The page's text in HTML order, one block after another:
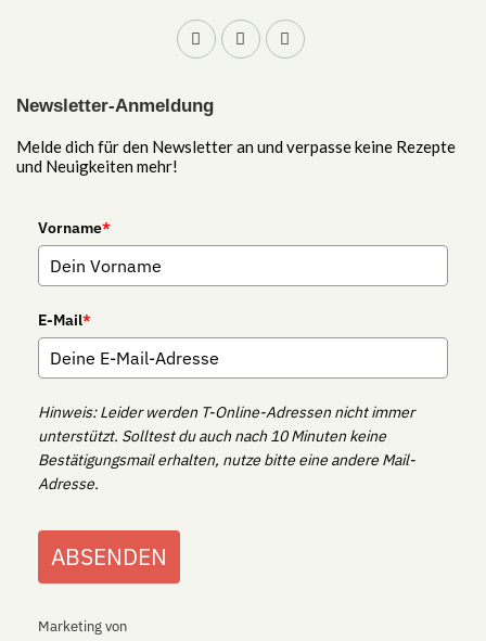
Newsletter-Anmeldung
Melde dich für den Newsletter an und verpasse keine Rezepte
und Neuigkeiten mehr!
Vorname*
E-Mail*
Hinweis: Leider werden T-Online-Adressen nicht immer
unterstützt. Solltest du auch nach 10 Minuten keine
Bestätigungsmail erhalten, nutze bitte eine andere Mail-
Adresse.
ABSENDEN
Marketing von